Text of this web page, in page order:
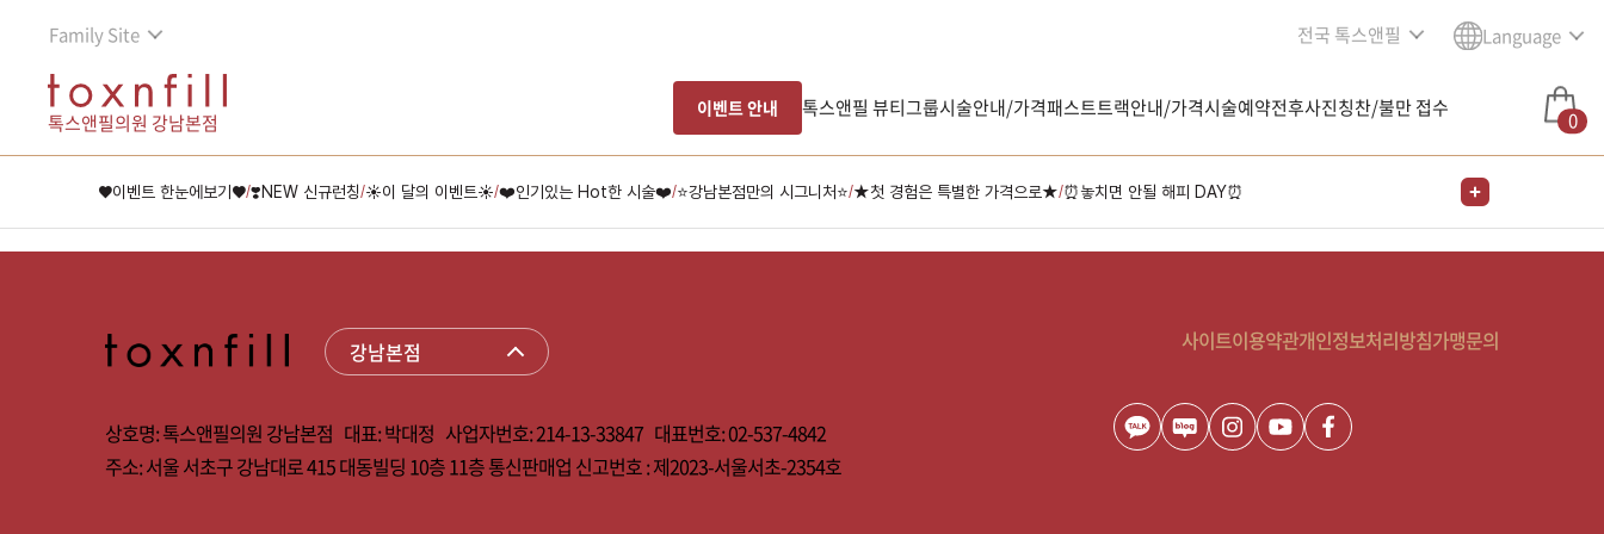
Family Site 전국 톡스앤필 Language
톡스앤필의원 강남본점
이벤트 안내 톡스앤필 뷰티그룹시술안내/가격패스트트랙안내/가격시술예약전후사진칭찬/불만 접수 0
♥이벤트 한눈에보기♥/❣️NEW 신규런칭/☀이 달의 이벤트☀/❤️인기있는 Hot한 시술❤️/⭐강남본점만의 시그니처⭐/★첫 경험은 특별한 가격으로★/⏰놓치면 안될 해피 DAY⏰
상호명:톡스앤필의원 강남본점 대표:박대정 사업자번호:214-13-33847 대표번호:02-537-4842
주소:서울 서초구 강남대로 415 대동빌딩 10층 11층통신판매업 신고번호 :제2023-서울서초-2354호
사이트이용약관개인정보처리방침가맹문의
리프팅